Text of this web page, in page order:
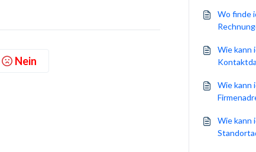
Nein
Wo finde
Wie kann
Wie kann
Wie kann